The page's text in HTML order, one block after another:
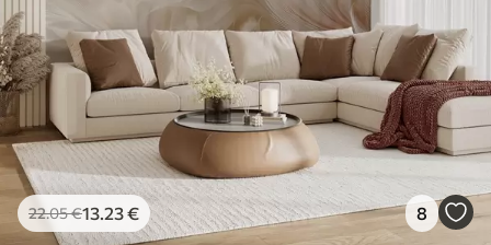
22.05€13 .23€ 8